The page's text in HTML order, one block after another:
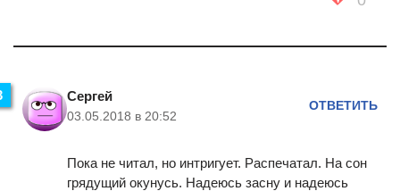
Сергей
03.05.2018 в 20:52
ОТВЕТИТЬ
Пока не читал, но интригует. Распечатал. На сон
грядущий окунусь. Надеюсь засну и надеюсь